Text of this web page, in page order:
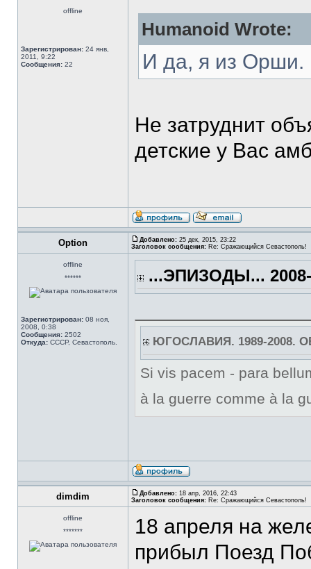
offline
Зарегистрирован: 24 янв,
2011, 9:22
Сообщения: 22
Humanoid Wrote:
И да, я из Орши.
Не затруднит
детские у Вас
Option Добавлено: 25 дек, 2015, 23:22
Заголовок сообщения: Re: Сражающийся Севастополь!
offline
******
Зарегистрирован: 08 ноя,
2008, 0:38
Сообщения: 2502
Откуда: СССР, Севастополь.
...ЭПИЗОДЫ... 2008-
ЮГОСЛАВИЯ. 1989-2008.
Si vis pacem - para
à la guerre comme à la
dimdim Добавлено: 18 апр, 2016, 22:43
Заголовок сообщения: Re: Сражающийся Севастополь!
offline
*******
18 апреля на
прибыл Поезд